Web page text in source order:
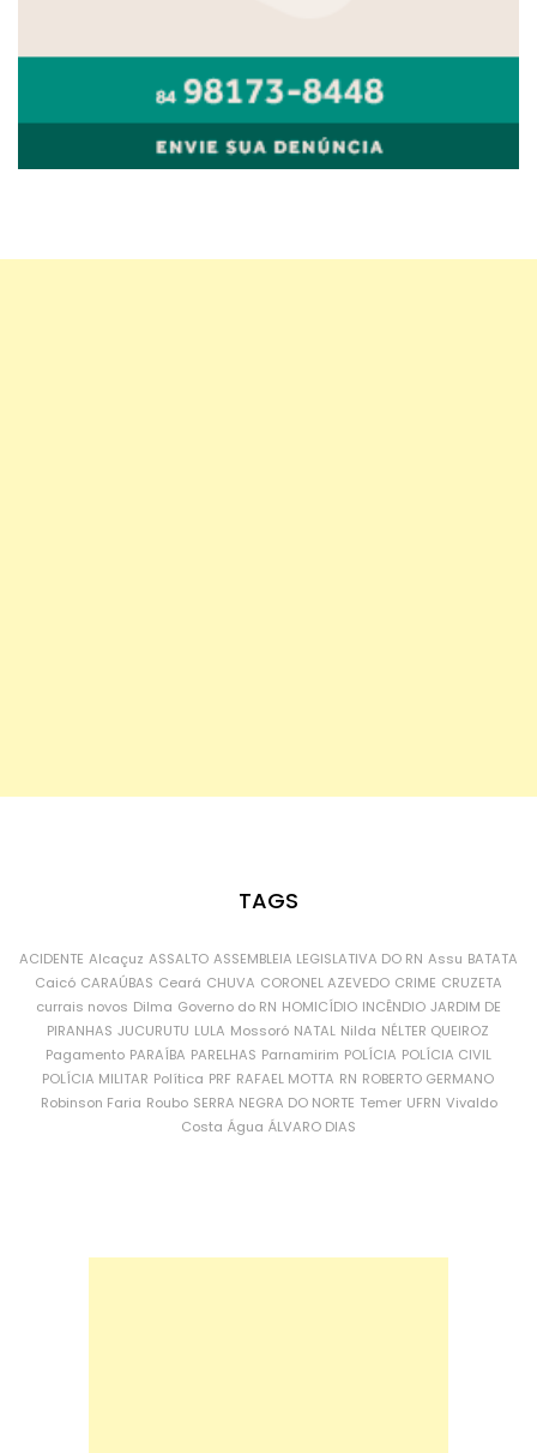
TAGS
ACIDENTE Alcaçuz ASSALTO ASSEMBLEIA LEGISLATIVA DO RN Assu BATATA
Caicó CARAÚBAS Ceará CHUVA CORONEL AZEVEDO CRIME CRUZETA
currais novos Dilma Governo do RN HOMICÍDIO INCÊNDIO JARDIM DE
PIRANHAS JUCURUTU LULA Mossoró NATAL Nilda NÉLTER QUEIROZ
Pagamento PARAÍBA PARELHAS Parnamirim POLÍCIA POLÍCIA CIVIL
POLÍCIA MILITAR Política PRF RAFAEL MOTTA RN ROBERTO GERMANO
Robinson Faria Roubo SERRA NEGRA DO NORTE Temer UFRN Vivaldo
Costa Água ÁLVARO DIAS